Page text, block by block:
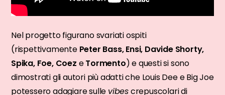
Nel progetto figurano svariati ospiti
(rispettivamente Peter Bass, Ensi, Davide Shorty,
Spika, Foe, Coez eTormento) e questi si sono
dimostrati gli autori più adatti che Louis Dee e Big Joe
potessero adagiare sulle vibescrepuscolari di